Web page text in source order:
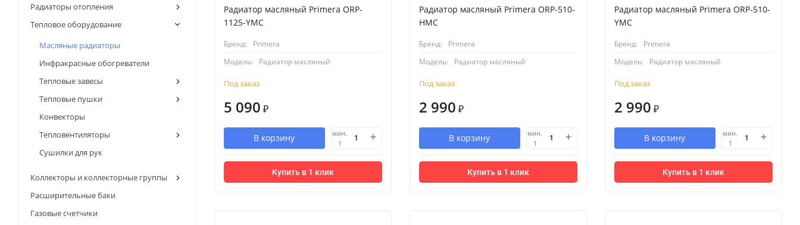
Радиаторы отопления
Тепловое оборудование
Масляные радиаторы
Инфракрасные обогреватели
Тепловые завесы
Тепловые пушки
Конвекторы
Тепловентиляторы
Сушилки для рук
Коллекторы и коллекторные группы
Расширительные баки
Газовые счетчики
Радиатор масляный Primera ORP-
1125-YMC
Бренд:
Primera
Модель:
Радиатор масляный
Под заказ
5 090 ₽
В корзину
мин.
1
Купить в 1 клик
Радиатор масляный Primera ORP-510-
HMC
Бренд:
Primera
Модель:
Радиатор масляный
Под заказ
2 990 ₽
В корзину
мин.
1
Купить в 1 клик
Радиатор масляный Primera ORP-510-
YMC
Бренд:
Primera
Модель:
Радиатор масляный
Под заказ
2 990 ₽
В корзину
мин.
1
Купить в 1 клик